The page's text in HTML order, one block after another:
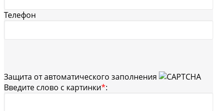
Телефон
Защита от автоматического заполнения
Введите слово с картинки*: